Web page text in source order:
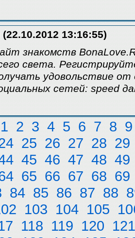
(22.10.2012 13:16:55)
знакомств
света.
удовольствие
сетей: speed
1 2 3 4 5 6 7 8 9
25 26 27 28 29
45 46 47 48 49
65 66 67 68 69
84 85 86 87 88
103 104 105
118 119 120 121